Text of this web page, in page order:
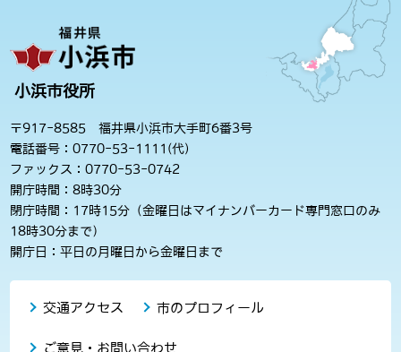
小浜市役所
〒917-8585 福井県小浜市大手町6番3号
電話番号：0770-53-1111(代)
ファックス：0770-53-0742
開庁時間：8時30分
閉庁時間：17時15分（金曜日はマイナンバーカード専門窓口のみ
18時30分まで）
開庁日：平日の月曜日から金曜日まで
交通アクセス 市のプロフィール
ご意見・お問い合わせ